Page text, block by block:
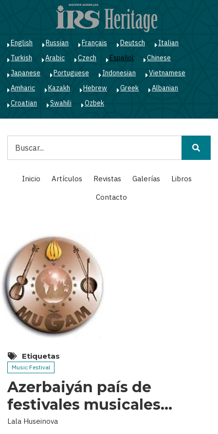
English Russian Français Deutsch
Italian
Turkish
Arabic Czech Español
Chinese
Japanese
Portuguese Indonesian
Vietnamese
Amharic
Kazakh Hebrew Greek
Albanian
Croatian
Swahili Ozbek
Main
navigation
Inicio Artículos Revistas Galerías
Libros
Contacto
Etiquetas
Music Festival
Azerbaiyán país de
festivales musicales…
Lala Huseinova